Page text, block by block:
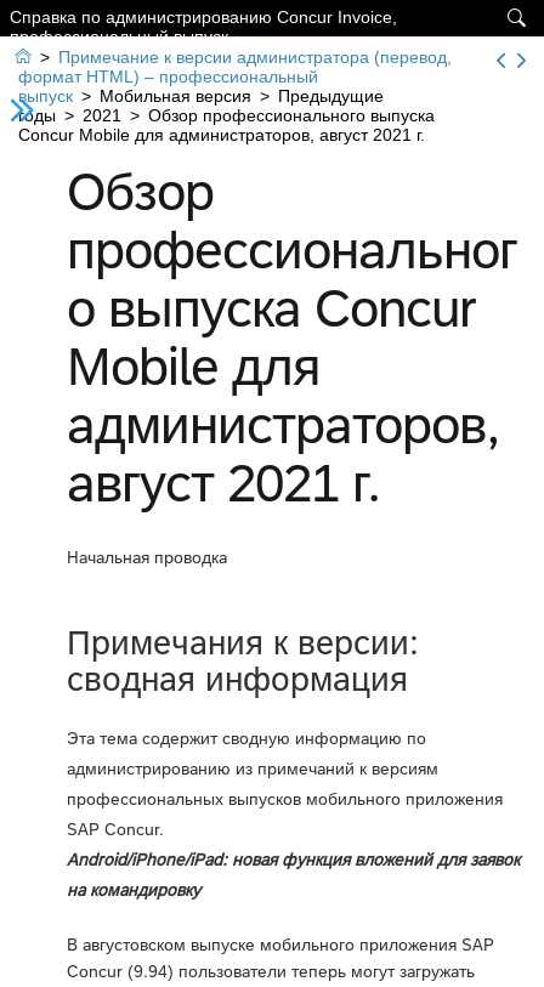

Справка по администрированию Concur Invoice,
профессиональный выпуск
 > Примечание к версии администратора (перевод,
формат HTML) – профессиональный
выпуск > Мобильная версия > Предыдущие
годы > 2021 > Обзор профессионального выпуска
Concur Mobile для администраторов, август 2021 г.
Обзор
профессиональног
о выпуска Concur
Mobile для
администраторов,
август 2021 г.
Начальная проводка
Примечания к версии:
сводная информация
Эта тема содержит сводную информацию по
администрированию из примечаний к версиям
профессиональных выпусков мобильного приложения
SAP Concur.
Android/iPhone/iPad: новая функция вложений для заявок
на командировку
В августовском выпуске мобильного приложения SAP
Concur (9.94) пользователи теперь могут загружать